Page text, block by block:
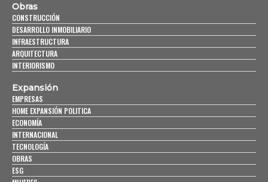
Obras
CONSTRUCCIÓN
DESARROLLO INMOBILIARIO
INFRAESTRUCTURA
ARQUITECTURA
INTERIORISMO
Expansión
EMPRESAS
HOME EXPANSIÓN POLITICA
ECONOMÍA
INTERNACIONAL
TECNOLOGÍA
OBRAS
ESG